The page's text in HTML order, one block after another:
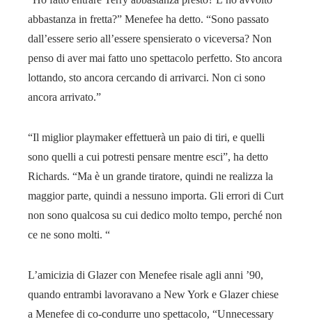
abbastanza in fretta?” Menefee ha detto. “Sono passato
dall’essere serio all’essere spensierato o viceversa? Non
penso di aver mai fatto uno spettacolo perfetto. Sto ancora
lottando, sto ancora cercando di arrivarci. Non ci sono
ancora arrivato.”
“Il miglior playmaker effettuerà un paio di tiri, e quelli
sono quelli a cui potresti pensare mentre esci”, ha detto
Richards. “Ma è un grande tiratore, quindi ne realizza la
maggior parte, quindi a nessuno importa. Gli errori di Curt
non sono qualcosa su cui dedico molto tempo, perché non
ce ne sono molti. “
L’amicizia di Glazer con Menefee risale agli anni ’90,
quando entrambi lavoravano a New York e Glazer chiese
a Menefee di co-condurre uno spettacolo, “Unnecessary